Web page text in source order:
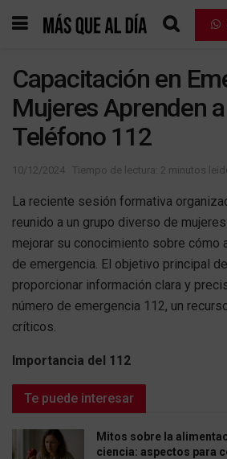
Capacitación en
Mujeres Aprenden
Teléfono 112
10/12/2024 Tiempo de lectura: 2 minutos
La reciente sesión formativa
reunido a un grupo diverso de
mejorar su conocimiento sobre cómo
de emergencia. El objetivo principal
proporcionar información clara y
número de emergencia 112, un
críticos.
Importancia del 112
Te puede interesar
Mitos sobre la
ciencia: aspectos para